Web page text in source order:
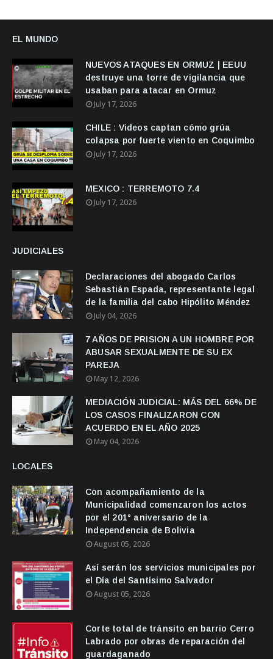
EL MUNDO
NUEVOS ATAQUES EN ORMUZ | EEUU
destruye una torre de vigilancia que
usaban para atacar en Ormuz
July 17, 2026
CHILE : Videos captan cómo grúa
colapsa por fuerte viento en Coquimbo
July 17, 2026
MEXICO : TERREMOTO 7.4
July 17, 2026
JUDICIALES
Declaraciones del abogado Carlos
Sebastián Espada, representante legal
de la familia del cabo Hipólito Méndez
July 04, 2026
7 AÑOS DE PRISION A UN HOMBRE POR
ABUSAR SEXUALMENTE DE SU EX
PAREJA
May 12, 2026
MEDIACIÓN JUDICIAL: MÁS DEL 66% DE
LOS CASOS FINALIZARON CON
ACUERDO EN EL AÑO 2025
May 04, 2026
LOCALES
Con acompañamiento de la
Municipalidad comenzaron los actos
por el 201° aniversario de la
Independencia de Bolivia
August 05, 2026
Así serán los servicios municipales por
el Día del Santísimo Salvador
August 05, 2026
Corte total de tránsito en barrio Cerro
Labrado por obras de reparación del
guardaganado